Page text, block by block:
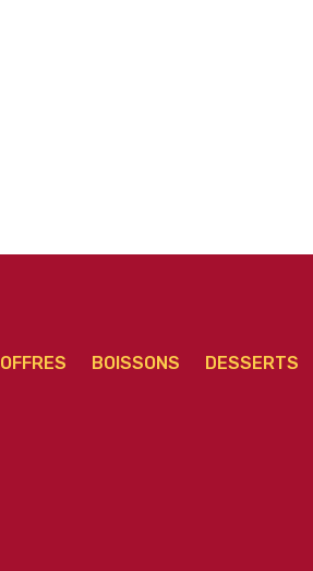
OFFRES BOISSONS DESSERTS